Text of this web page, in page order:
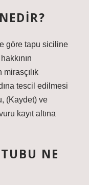
göre tapu siciline
tescil edilmesi
(Kaydet) ve
kayıt altına
NE